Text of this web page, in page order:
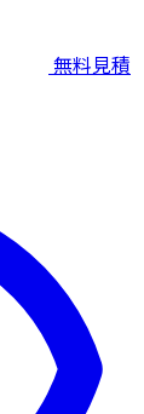
無料見積